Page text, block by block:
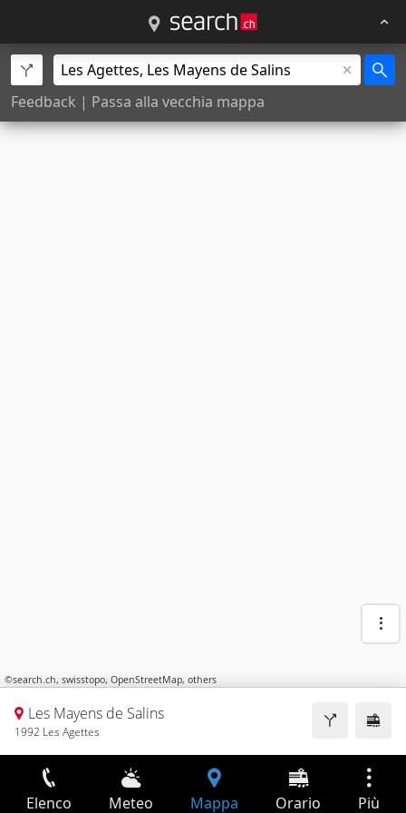
Feedback | Passa alla vecchia mappa
©search.ch, swisstopo, OpenStreetMap, others
Les Mayens de Salins
1992 Les Agettes
Elenco Meteo Mappa Orario Più